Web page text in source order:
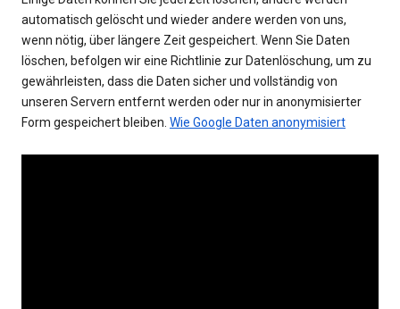
automatisch gelöscht und wieder andere werden von uns,
wenn nötig, über längere Zeit gespeichert. Wenn Sie Daten
löschen, befolgen wir eine Richtlinie zur Datenlöschung, um zu
gewährleisten, dass die Daten sicher und vollständig von
unseren Servern entfernt werden oder nur in anonymisierter
Form gespeichert bleiben. Wie Google Daten anonymisiert